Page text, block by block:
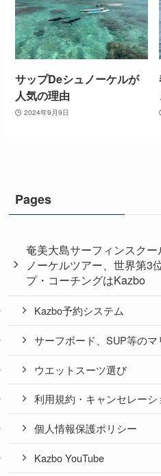
サップDeシュノーケルが
人気の理由
2024年9月9日
Pages
奄美大島サーフィンスク
ノーケルツアー、世界第3
プ・コーチングはKazbo
Kazbo予約システム
サーフボード、SUP等の
ウエットスーツ選び
利用規約・キャンセレーシ
個人情報保護ポリシー
Kazbo YouTube